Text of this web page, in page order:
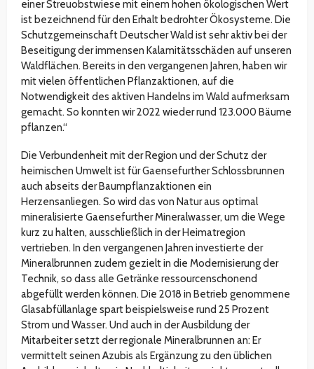
einer Streuobstwiese mit einem hohen ökologischen Wert
ist bezeichnend für den Erhalt bedrohter Ökosysteme. Die
Schutzgemeinschaft Deutscher Wald ist sehr aktiv bei der
Beseitigung der immensen Kalamitätsschäden auf unseren
Waldflächen. Bereits in den vergangenen Jahren, haben wir
mit vielen öffentlichen Pflanzaktionen, auf die
Notwendigkeit des aktiven Handelns im Wald aufmerksam
gemacht. So konnten wir 2022 wieder rund 123.000 Bäume
pflanzen.“
Die Verbundenheit mit der Region und der Schutz der
heimischen Umwelt ist für Gaensefurther Schlossbrunnen
auch abseits der Baumpflanzaktionen ein
Herzensanliegen. So wird das von Natur aus optimal
mineralisierte Gaensefurther Mineralwasser, um die Wege
kurz zu halten, ausschließlich in der Heimatregion
vertrieben. In den vergangenen Jahren investierte der
Mineralbrunnen zudem gezielt in die Modernisierung der
Technik, so dass alle Getränke ressourcenschonend
abgefüllt werden können. Die 2018 in Betrieb genommene
Glasabfüllanlage spart beispielsweise rund 25 Prozent
Strom und Wasser. Und auch in der Ausbildung der
Mitarbeiter setzt der regionale Mineralbrunnen an: Er
vermittelt seinen Azubis als Ergänzung zu den üblichen